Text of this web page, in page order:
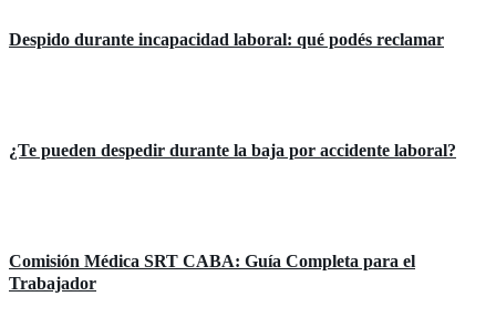
Despido durante incapacidad laboral: qué podés reclamar
¿Te pueden despedir durante la baja por accidente laboral?
Comisión Médica SRT CABA: Guía Completa para el
Trabajador